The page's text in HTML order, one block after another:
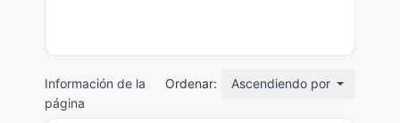
Ordenar: Ascendiendo por nombre
Información de la
página